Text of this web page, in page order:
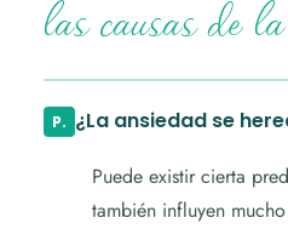
las causas de
¿La ansiedad se
Puede existir cierta
también influyen